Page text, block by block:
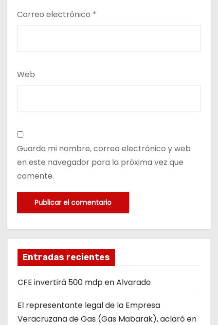
Correo electrónico *
Web
Guarda mi nombre, correo electrónico y web
en este navegador para la próxima vez que
comente.
Entradas recientes
CFE invertirá 500 mdp en Alvarado
El representante legal de la Empresa
Veracruzana de Gas (Gas Mabarak), aclaró en